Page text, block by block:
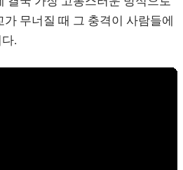
무너질 때 그 충격이 사람들에
.